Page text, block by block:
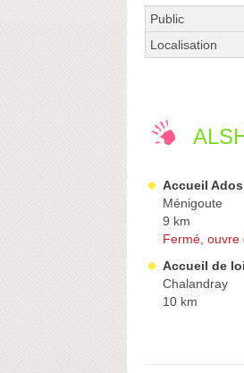
Public
Localisation
Accueil
Ménigoute
9 km
Fermé, ouvre
Accueil de
Chalandray
10 km